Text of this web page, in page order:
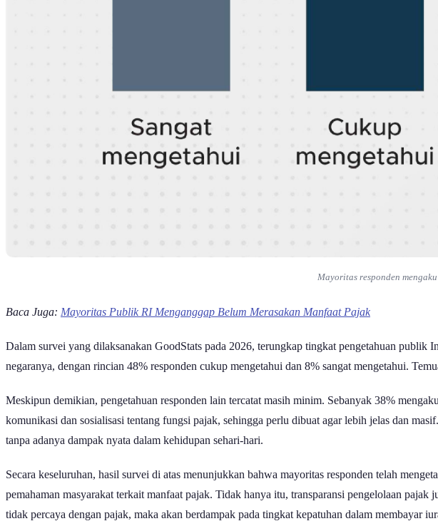
Mayoritas responden
Baca Juga: Mayoritas Publik RI Menganggap Belum Merasakan Manfaat Pajak
Dalam survei yang dilaksanakan GoodStats pada 2026, terungkap tingkat pengetahuan publik
negaranya, dengan rincian 48% responden cukup mengetahui dan 8% sangat mengetahui.
Meskipun demikian, pengetahuan responden lain tercatat masih minim. Sebanyak 38%
komunikasi dan sosialisasi tentang fungsi pajak, sehingga perlu dibuat agar lebih jelas dan
tanpa adanya dampak nyata dalam kehidupan sehari-hari.
Secara keseluruhan, hasil survei di atas menunjukkan bahwa mayoritas responden telah
pemahaman masyarakat terkait manfaat pajak. Tidak hanya itu, transparansi pengelolaan
tidak percaya dengan pajak, maka akan berdampak pada tingkat kepatuhan dalam membayar